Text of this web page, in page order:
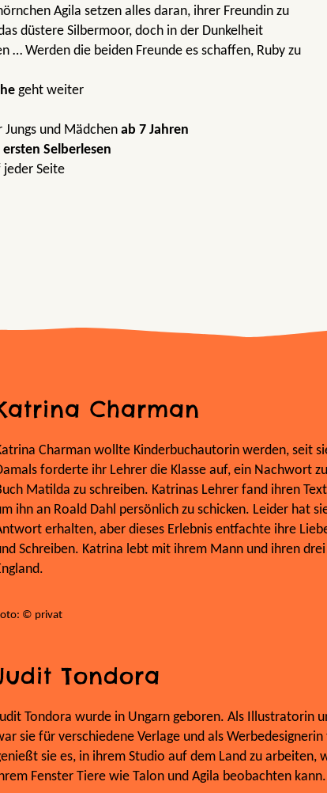
Agila setzen alles daran, ihrer Freundin zu
düstere Silbermoor, doch in der Dunkelheit
… Werden die beiden Freunde es schaffen, Ruby zu
geht weiter
Jungs und Mädchen ab 7 Jahren
ersten Selberlesen
Seite
Charman
Charman wollte Kinderbuchautorin werden, seit
forderte ihr Lehrer die Klasse auf, ein Nachwort
Matilda zu schreiben. Katrinas Lehrer fand ihren
ihn an Roald Dahl persönlich zu schicken. Leider hat
erhalten, aber dieses Erlebnis entfachte ihre
Schreiben. Katrina lebt mit ihrem Mann und ihren
© privat
Tondora
Tondora wurde in Ungarn geboren. Als Illustratorin
sie für verschiedene Verlage und als
sie es, in ihrem Studio auf dem Land zu arbeiten,
Fenster Tiere wie Talon und Agila beobachten kann.